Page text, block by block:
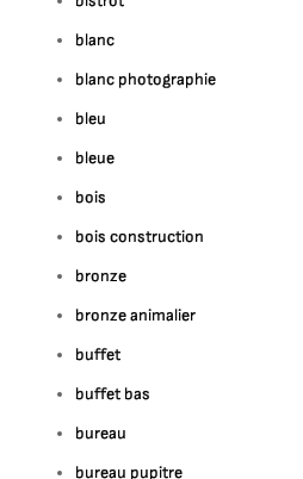
blanc
blanc photographie
bleu
bleue
bois
bois construction
bronze
bronze animalier
buffet
buffet bas
bureau
bureau pupitre